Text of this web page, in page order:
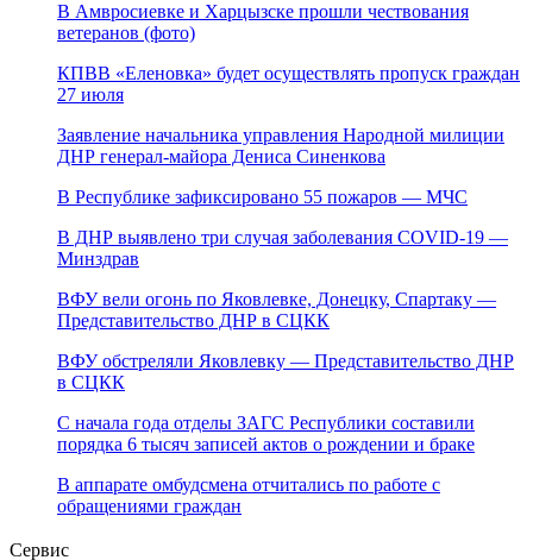
В Амвросиевке и Харцызске прошли чествования
ветеранов (фото)
КПВВ «Еленовка» будет осуществлять пропуск граждан
27 июля
Заявление начальника управления Народной милиции
ДНР генерал-майора Дениса Синенкова
В Республике зафиксировано 55 пожаров — МЧС
В ДНР выявлено три случая заболевания COVID-19 —
Минздрав
ВФУ вели огонь по Яковлевке, Донецку, Спартаку —
Представительство ДНР в СЦКК
ВФУ обстреляли Яковлевку — Представительство ДНР
в СЦКК
С начала года отделы ЗАГС Республики составили
порядка 6 тысяч записей актов о рождении и браке
В аппарате омбудсмена отчитались по работе с
обращениями граждан
Сервис